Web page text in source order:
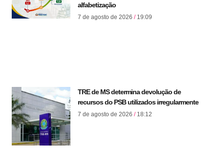
alfabetização
7 de agosto de 2026 19:09
TRE de MS determina devolução de
recursos do PSB utilizados irregularmente
7 de agosto de 2026 18:12